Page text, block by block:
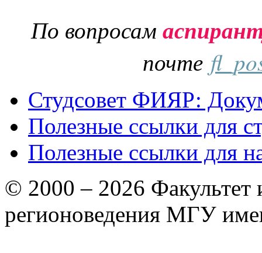
По вопросам
почте
Студсовет ФИЯР:
Полезные ссылки для
Полезные ссылки для
© 2000 – 2026 Факультет
регионоведения МГУ